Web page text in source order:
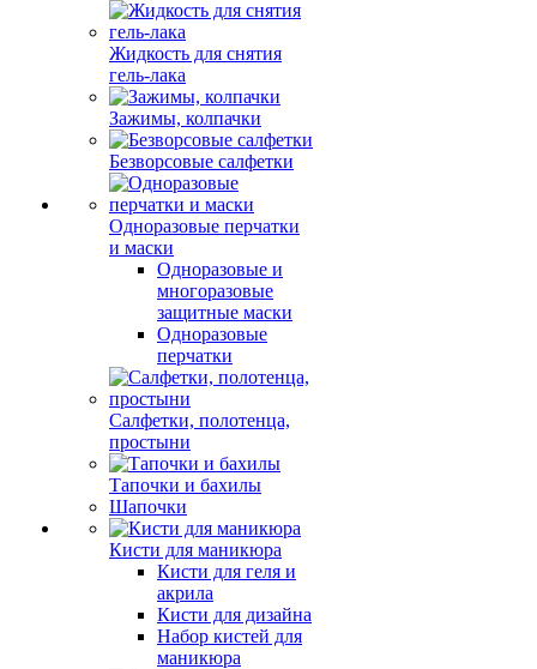
Жидкость для снятия
гель-лака
Зажимы, колпачки
Безворсовые салфетки
Одноразовые перчатки
и маски
Одноразовые и
многоразовые
защитные маски
Одноразовые
перчатки
Салфетки, полотенца,
простыни
Тапочки и бахилы
Шапочки
Кисти для маникюра
Кисти для геля и
акрила
Кисти для дизайна
Набор кистей для
маникюра